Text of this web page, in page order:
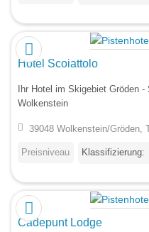
Hotel Scoiattolo
Ihr Hotel im Skigebiet Gröden
Wolkenstein
39048 Wolkenstein/Gröden,
Preisniveau Klassifizierung:
Cadepunt Lodge